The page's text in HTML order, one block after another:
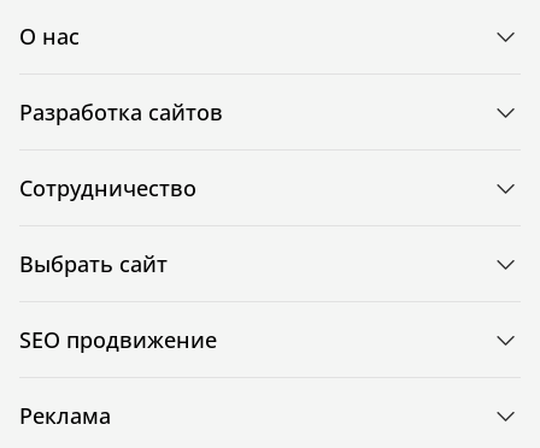
О нас
Разработка сайтов
Сотрудничество
Выбрать сайт
SEO продвижение
Реклама